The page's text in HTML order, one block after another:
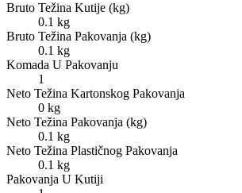
Bruto Težina Kutije (kg)
0.1 kg
Bruto Težina Pakovanja (kg)
0.1 kg
Komada U Pakovanju
1
Neto Težina Kartonskog Pakovanja
0 kg
Neto Težina Pakovanja (kg)
0.1 kg
Neto Težina Plastičnog Pakovanja
0.1 kg
Pakovanja U Kutiji